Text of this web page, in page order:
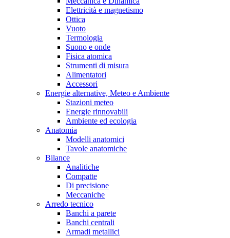
Elettricità e magnetismo
Ottica
Vuoto
Termologia
Suono e onde
Fisica atomica
Strumenti di misura
Alimentatori
Accessori
Energie alternative, Meteo e Ambiente
Stazioni meteo
Energie rinnovabili
Ambiente ed ecologia
Anatomia
Modelli anatomici
Tavole anatomiche
Bilance
Analitiche
Compatte
Di precisione
Meccaniche
Arredo tecnico
Banchi a parete
Banchi centrali
Armadi metallici